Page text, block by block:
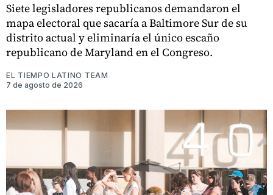
Siete legisladores republicanos demandaron el
mapa electoral que sacaría a Baltimore Sur de su
distrito actual y eliminaría el único escaño
republicano de Maryland en el Congreso.
EL TIEMPO LATINO TEAM
7 de agosto de 2026